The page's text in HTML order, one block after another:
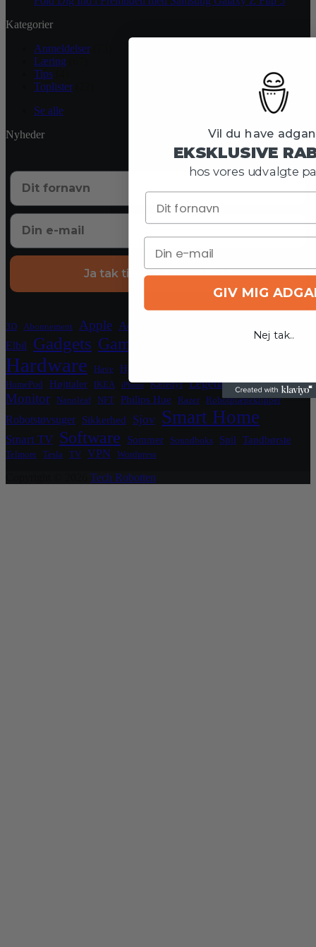
Kategorier
Anmeldelser
Læring
Tips
Toplister
Se alle
Nyheder
Ja tak til eksklusive tilbud
3D Abonnement Apple Aqara
Elbil Gadgets Gaming
Hardware Have Hjemmekontor
HomePod
Højttaler IKEA iPhone Kæledyr Legetøj Luftrenser
Monitor Nanoleaf NFT Philips Hue Razer Robotplæneklipper
Robotstøvsuger Sikkerhed Sjov Smart Home
Smart TV Software Sommer Soundboks Spil Tandbørste
Telmore Tesla TV VPN Wordpress
Tech Robotten
Vil du have
EKSKLUSIVE
hos vores udvalgte
GIV MIG
Nej tak..